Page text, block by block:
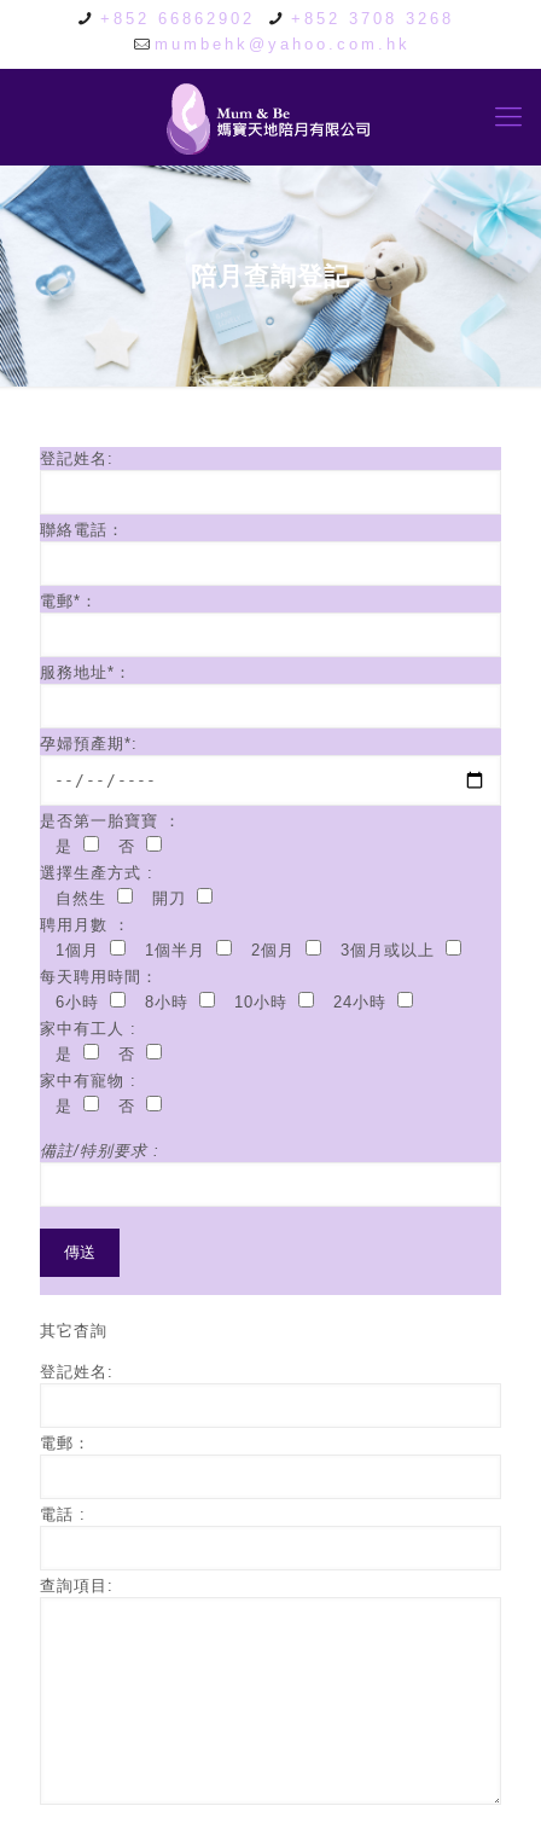
+852 66862902
+852 3708 3268
mumbehk@yahoo.com.hk
陪月查詢登記
登記姓名:
聯絡電話：
電郵*：
服務地址*：
孕婦預產期*:
是否第一胎寶寶 ：
是
否
選擇生產方式 :
自然生
開刀
聘用月數 ：
1個月
1個半月 2個月
3個月或以上
每天聘用時間：
6小時
8小時 10小時
24小時
家中有工人 :
是
否
家中有寵物 :
是
否
備註/特别要求 :
其它杳詢
登記姓名:
電郵：
電話 :
查詢項目: